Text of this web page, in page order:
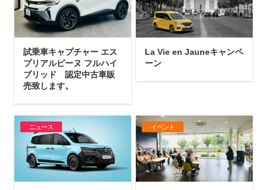
試乗車キャプチャー エス
プリアルピーヌ フルハイ
ブリッド 認定中古車販
売致します。
La Vie en Jauneキャンペ
ーン
ニュース イベント